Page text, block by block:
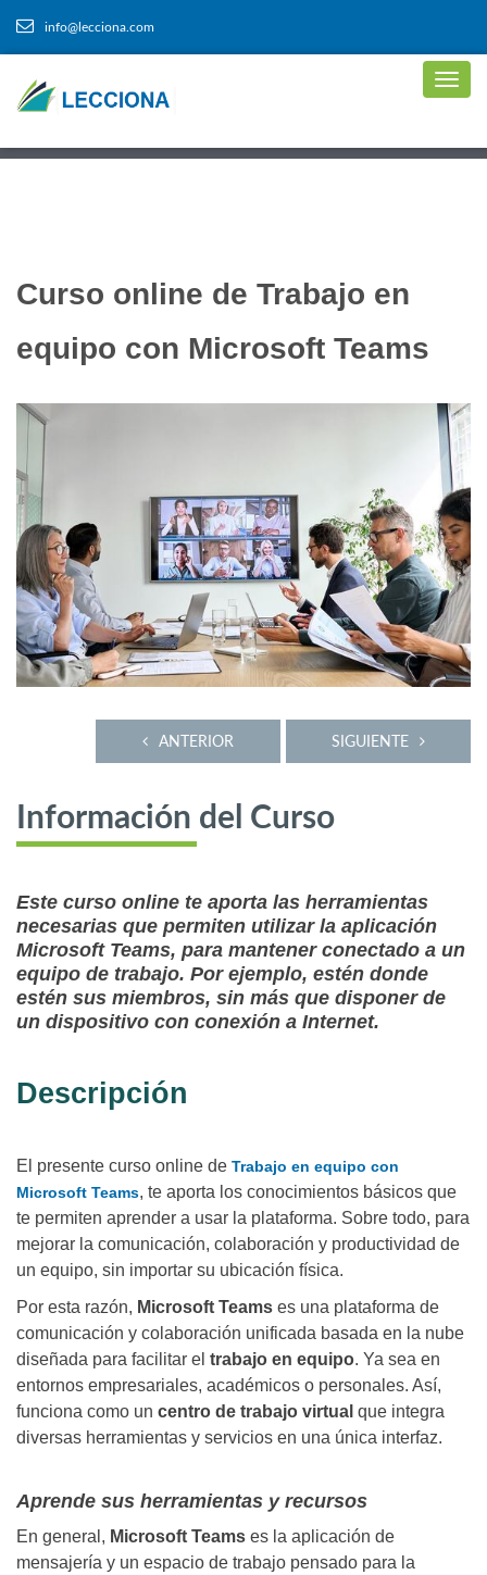
info@lecciona.com
Curso online de Trabajo en
equipo con Microsoft Teams
SIGUIENTE
ANTERIOR
Información del Curso
Este curso online te aporta las herramientas
necesarias que permiten utilizar la aplicación
Microsoft Teams, para mantener conectado a un
equipo de trabajo. Por ejemplo, estén donde
estén sus miembros, sin más que disponer de
un dispositivo con conexión a Internet.
Descripción
El presente curso online de Trabajo en equipo con
Microsoft Teams, te aporta los conocimientos básicos que
te permiten aprender a usar la plataforma. Sobre todo, para
mejorar la comunicación, colaboración y productividad de
un equipo, sin importar su ubicación física.
Por esta razón, Microsoft Teams es una plataforma de
comunicación y colaboración unificada basada en la nube
diseñada para facilitar el trabajo en equipo. Ya sea en
entornos empresariales, académicos o personales. Así,
funciona como un centro de trabajo virtual que integra
diversas herramientas y servicios en una única interfaz.
Aprende sus herramientas y recursos
En general, Microsoft Teams es la aplicación de
mensajería y un espacio de trabajo pensado para la